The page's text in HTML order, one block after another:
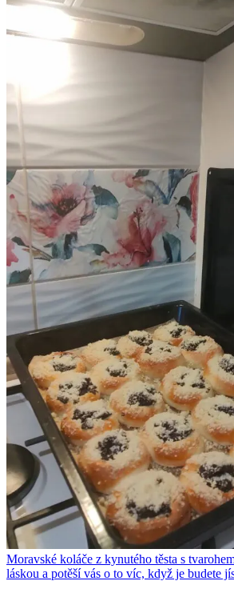
Moravské koláče z kynutého těsta s
láskou a potěší vás o to víc, když je budete